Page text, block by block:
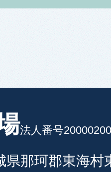
法人番号
県那珂郡東海村